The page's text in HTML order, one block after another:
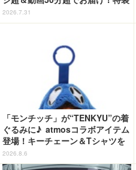
合本版のデジタル写真集が登場
2026.7.31
「モンチッチ」が“TENKYU”の着
ぐるみに♪ atmosコラボアイテム
登場！キーチェーン＆Tシャツを
展開
2026.8.6